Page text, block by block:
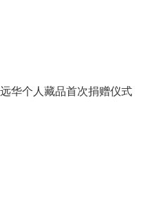
华个人藏品首次捐赠仪式